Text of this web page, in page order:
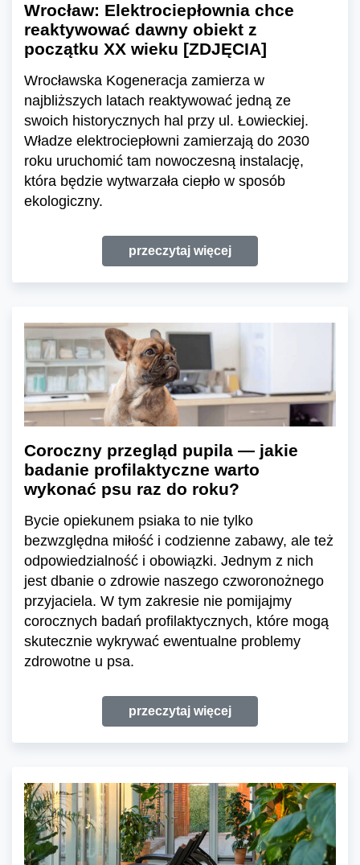
Wrocław: Elektrociepłownia chce
reaktywować dawny obiekt z
początku XX wieku [ZDJĘCIA]
Wrocławska Kogeneracja zamierza w
najbliższych latach reaktywować jedną ze
swoich historycznych hal przy ul. Łowieckiej.
Władze elektrociepłowni zamierzają do 2030
roku uruchomić tam nowoczesną instalację,
która będzie wytwarzała ciepło w sposób
ekologiczny.
przeczytaj więcej
Coroczny przegląd pupila — jakie
badanie profilaktyczne warto
wykonać psu raz do roku?
Bycie opiekunem psiaka to nie tylko
bezwzględna miłość i codzienne zabawy, ale też
odpowiedzialność i obowiązki. Jednym z nich
jest dbanie o zdrowie naszego czworonożnego
przyjaciela. W tym zakresie nie pomijajmy
corocznych badań profilaktycznych, które mogą
skutecznie wykrywać ewentualne problemy
zdrowotne u psa.
przeczytaj więcej